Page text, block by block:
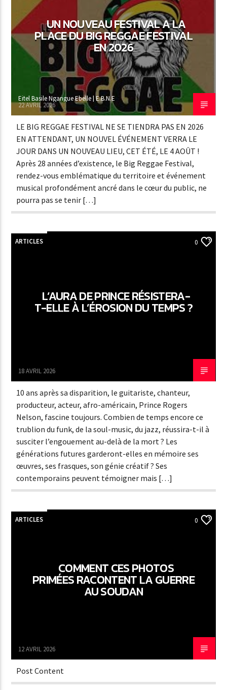
UN NOUVEAU FESTIVAL A LA
PLACE DU BIG REGGAE FESTIVAL
EN 2026
Eitel Basile Ngangue Ebelle | E.B.N.E
22 AVRIL 2026
LE BIG REGGAE FESTIVAL NE SE TIENDRA PAS EN 2026
EN ATTENDANT, UN NOUVEL ÉVÉNEMENT VERRA LE
JOUR DANS UN NOUVEAU LIEU, CET ÉTÉ, LE 4 AOÛT !
Après 28 années d’existence, le Big Reggae Festival,
rendez-vous emblématique du territoire et événement
musical profondément ancré dans le cœur du public, ne
pourra pas se tenir […]
ARTICLES 0
L’AURA DE PRINCE RÉSISTERA-
T-ELLE À L’ÉROSION DU TEMPS ?
18 AVRIL 2026
10 ans après sa disparition, le guitariste, chanteur,
producteur, acteur, afro-américain, Prince Rogers
Nelson, fascine toujours. Combien de temps encore ce
trublion du funk, de la soul-music, du jazz, réussira-t-il à
susciter l’engouement au-delà de la mort ? Les
générations futures garderont-elles en mémoire ses
œuvres, ses frasques, son génie créatif ? Ses
contemporains peuvent témoigner mais […]
ARTICLES 0
COMMENT CES PHOTOS
PRIMÉES RACONTENT LA GUERRE
AU SOUDAN
12 AVRIL 2026
Post Content